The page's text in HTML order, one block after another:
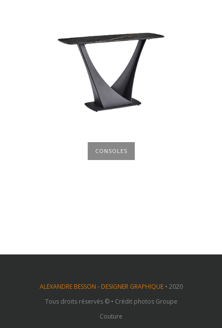
CONSOLES
ALEXANDRE BESSON - DESIGNER GRAPHIQUE• 2020
Tous droits réservés © • Crédit photos Groupe
Couture